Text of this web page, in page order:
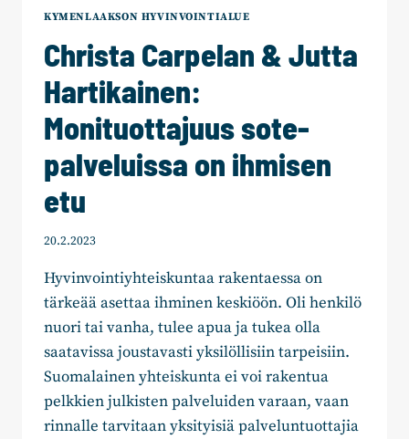
KYMENLAAKSON HYVINVOINTIALUE
Christa Carpelan & Jutta
Hartikainen:
Monituottajuus sote-
palveluissa on ihmisen
etu
20.2.2023
Hyvinvointiyhteiskuntaa rakentaessa on
tärkeää asettaa ihminen keskiöön. Oli henkilö
nuori tai vanha, tulee apua ja tukea olla
saatavissa joustavasti yksilöllisiin tarpeisiin.
Suomalainen yhteiskunta ei voi rakentua
pelkkien julkisten palveluiden varaan, vaan
rinnalle tarvitaan yksityisiä palveluntuottajia